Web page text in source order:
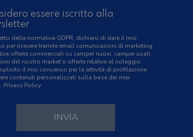
parte
e nella
SPECIFICHE TECNICHE
TIPOLOGIA
essere iscritto alla
della normativa GDPR, dichiaro di dare il mio
per ricevere tramite email comunicazioni di marketing
offerte commerciali su camper nuovi, camper usati,
del nostro market o offerte relative al noleggio.
il mio consenso per la attività di profilazione
contenuti personalizzati sulla base dei miei
Privacy Policy